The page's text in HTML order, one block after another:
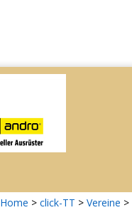
Home > click-TT > Vereine >